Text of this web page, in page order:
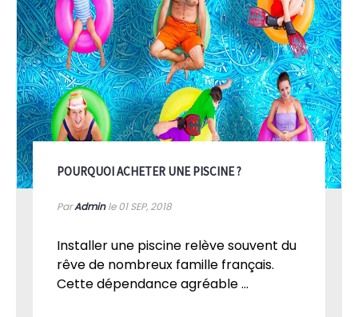
POURQUOI ACHETER UNE PISCINE ?
ParAdminle 01SEP, 2018
Installer une piscine relève souvent du
rêve de nombreux famille français.
Cette dépendance agréable ...